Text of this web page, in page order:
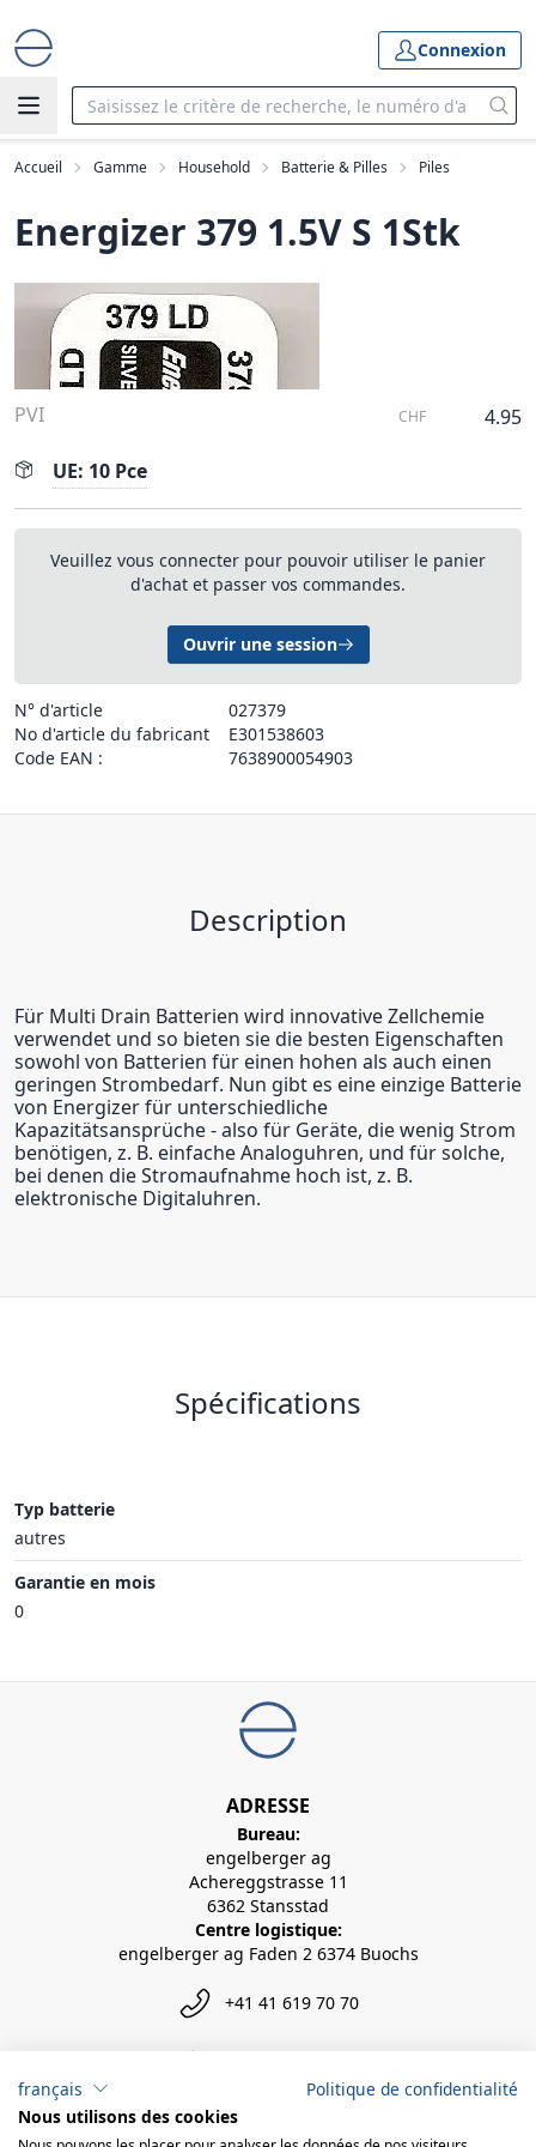
Connexion
Accueil Gamme Household Batterie & Pilles Piles
Energizer 379 1.5V S 1Stk
PVI CHF 4.95
UE: 10 Pce
Veuillez vous connecter pour pouvoir utiliser le panier
d'achat et passer vos commandes.
Ouvrir une session
N° d'article
027379
No d'article du fabricant
E301538603
Code EAN :
7638900054903
Description
Für Multi Drain Batterien wird innovative Zellchemie
verwendet und so bieten sie die besten Eigenschaften
sowohl von Batterien für einen hohen als auch einen
geringen Strombedarf. Nun gibt es eine einzige Batterie
von Energizer für unterschiedliche
Kapazitätsansprüche - also für Geräte, die wenig Strom
benötigen, z. B. einfache Analoguhren, und für solche,
bei denen die Stromaufnahme hoch ist, z. B.
elektronische Digitaluhren.
Spécifications
Typ batterie
autres
Garantie en mois
0
ADRESSE
Bureau:
engelberger ag
Achereggstrasse 11
6362 Stansstad
Centre logistique:
engelberger ag Faden 2 6374 Buochs
+41 41 619 70 70
français
Politique de confidentialité
Nous utilisons des cookies